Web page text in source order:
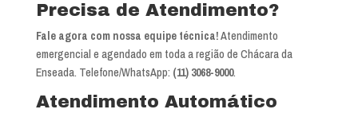
Precisa de Atendimento?
Fale agora com nossa equipe técnica!Atendimento
emergencial e agendado em toda a região de Chácara da
Enseada. Telefone/WhatsApp: (11) 3068-9000.
Atendimento Automático